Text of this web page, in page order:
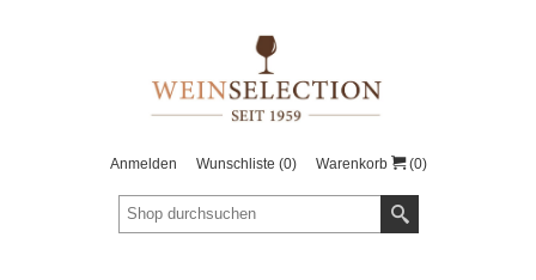
Anmelden Wunschliste (0) Warenkorb (0)